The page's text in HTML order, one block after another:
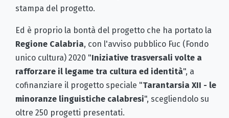
stampa del progetto.
Ed è proprio la bontà del progetto che ha portato la
Regione Calabria, con l'avviso pubblico Fuc (Fondo
unico cultura) 2020 "Iniziative trasversali volte a
rafforzare il legame tra cultura ed identità", a
cofinanziare il progetto speciale "Tarantarsia XII - le
minoranze linguistiche calabresi", scegliendolo su
oltre 250 progetti presentati.